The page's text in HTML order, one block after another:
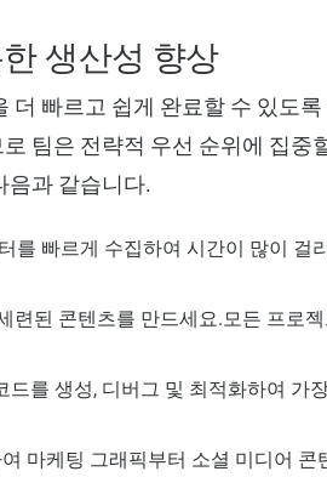
생산성 향상
빠르고 쉽게 완료할 수 있도록
팀은 전략적 우선 순위에 집중
음과 같습니다.
를 빠르게 수집하여 시간이 많이 걸
련된 콘텐츠를 만드세요.모든 프로
를 생성, 디버그 및 최적화하여 가
마케팅 그래픽부터 소셜 미디어 콘